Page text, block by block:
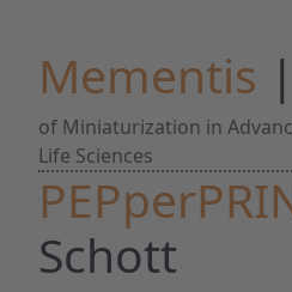
Mementis
of Miniaturization in
Life Sciences
Schott